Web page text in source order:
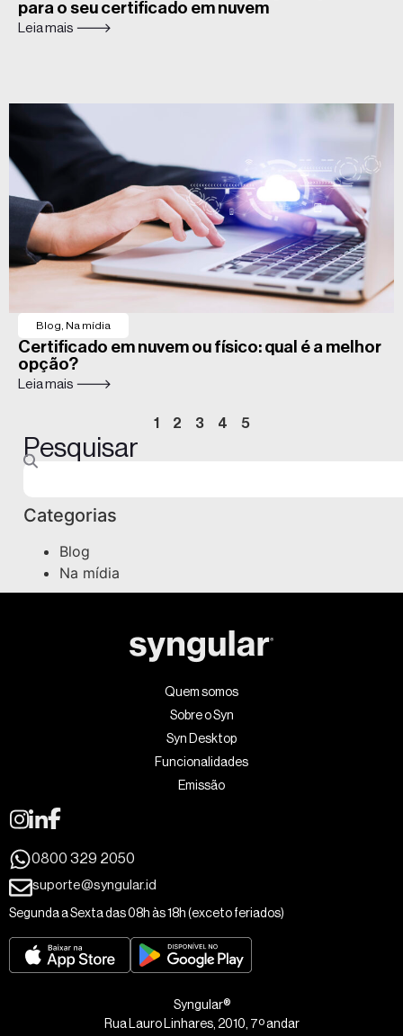
para o seu certificado em nuvem
Leia mais 🡒
Blog Na mídia
Certificado em nuvem ou físico: qual é a melhor
opção?
Leia mais 🡒
1 2 3 4 5
Pesquisar
Categorias
Blog
Na mídia
Quem somos
Sobre o Syn
Syn Desktop
Funcionalidades
Emissão
Syngular®
Rua Lauro Linhares, 2010, 7º andar
0800 329 2050
suporte@syngular.id
Segunda a Sexta das 08h às 18h (exceto feriados)